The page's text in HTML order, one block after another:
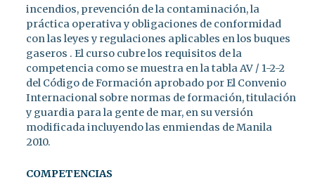
incendios, prevención de la contaminación, la
práctica operativa y obligaciones de conformidad
con las leyes y regulaciones aplicables en los buques
gaseros . El curso cubre los requisitos de la
competencia como se muestra en la tabla AV / 1-2-2
del Código de Formación aprobado por El Convenio
Internacional sobre normas de formación, titulación
y guardia para la gente de mar, en su versión
modificada incluyendo las enmiendas de Manila
2010.
COMPETENCIAS